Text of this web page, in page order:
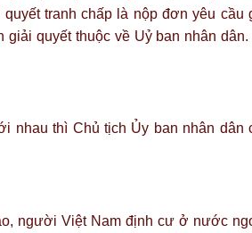
tranh chấp là nộp đơn yêu cầu
giải quyết thuộc về Uỷ ban nhân dân.
nhau thì Chủ tịch Ủy ban nhân dân
người Việt Nam định cư ở nước